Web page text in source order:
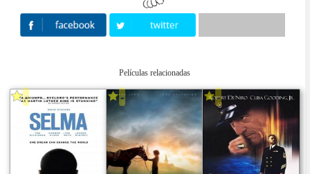
Películas relacionadas
- - -